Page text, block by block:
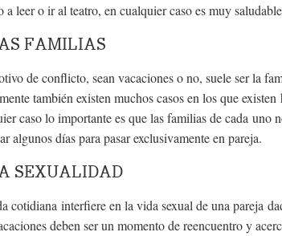
a leer o ir al teatro, en cualquier caso es muy
FAMILIAS
de conflicto, sean vacaciones o no, suele ser la
también existen muchos casos en los que
caso lo importante es que las familias de cada uno
algunos días para pasar exclusivamente en pareja.
SEXUALIDAD
cotidiana interfiere en la vida sexual de una pareja
deben ser un momento de reencuentro y